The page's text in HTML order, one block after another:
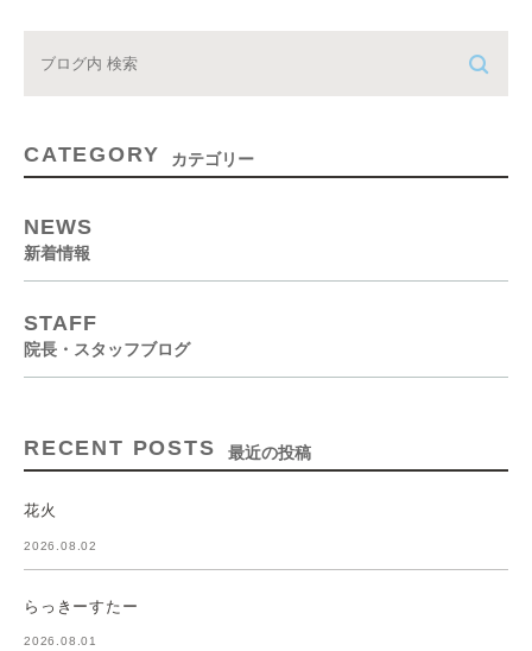
CATEGORY カテゴリー
NEWS
新着情報
STAFF
院長・スタッフブログ
RECENT POSTS 最近の投稿
花火
2026.08.02
らっきーすたー
2026.08.01